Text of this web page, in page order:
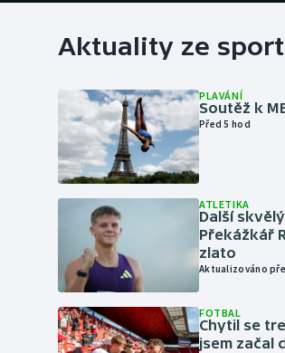
Aktuality ze
PLAVÁNÍ
Soutěž k
Před 5 hod
ATLETIKA
Další
Překážkář
zlato
Aktualizováno
FOTBAL
Chytil se
jsem začal